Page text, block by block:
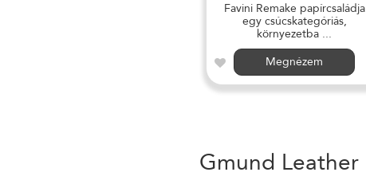
Favini Remake papírcsaládja
egy csúcskategóriás,
környezetba ...
Megnézem
Gmund Leather